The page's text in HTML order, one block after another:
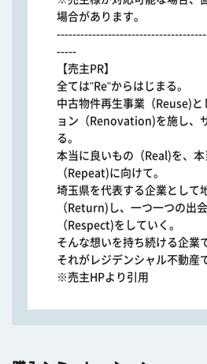
場合があります。
-----
【売主PR】
全ては"Re"からはじまる。
中古物件再生事業（Reuse)と
ョン（Renovation)を施し、
る。
本当に良いもの（Real)を、
（Repeat)に向けて。
埼玉県を代表する企業として
（Return)し、一つ一つの出
（Respect)をしていく。
そんな想いを持ち続ける企業
それがレジデンシャル不動産
※売主HPより引用